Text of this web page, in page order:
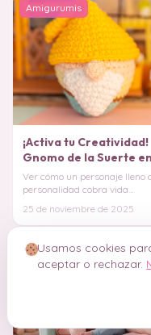
Amigurumis
¡Activa tu Creatividad!
Gnomo de la Suerte en
Amigurumi
Ver cómo un personaje lleno
personalidad cobra vida
tus hilos y atrae
25 de noviembre de 2025
Amigurumi para
Usamos cookies
aceptar o rechazar.